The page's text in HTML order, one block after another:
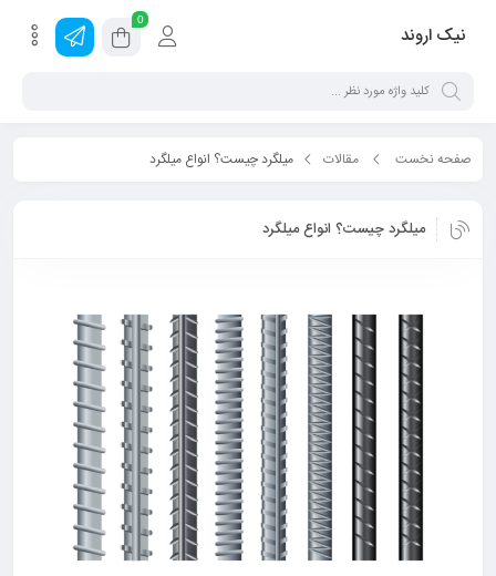
نیک اروند
0
صفحه نخست مقالات میلگرد چیست؟ انواع میلگرد
میلگرد چیست؟ انواع میلگرد